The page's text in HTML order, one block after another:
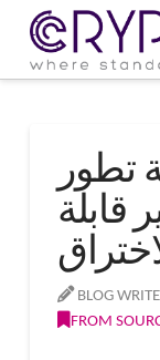
تطور
قابلة
BLOG
FROM